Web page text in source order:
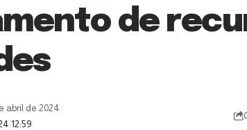
de
12:59
abril de 2024